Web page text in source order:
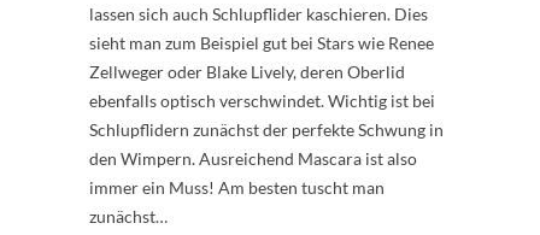
lassen sich auch Schlupflider kaschieren. Dies
sieht man zum Beispiel gut bei Stars wie Renee
Zellweger oder Blake Lively, deren Oberlid
ebenfalls optisch verschwindet. Wichtig ist bei
Schlupflidern zunächst der perfekte Schwung in
den Wimpern. Ausreichend Mascara ist also
immer ein Muss! Am besten tuscht man
zunächst…